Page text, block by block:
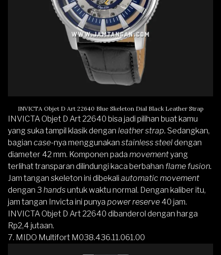
INVICTA Objet D Art 22640 Blue Skeleton Dial Black Leather Strap
INVICTA Objet D Art 22640 bisa jadi pilihan buat kamu
yang suka tampil klasik dengan leather strap. Sedangkan,
bagian case-nya menggunakan stainless steeldengan
diameter 42 mm. Komponen pada movementyang
terlihat transparan dilindungi kaca berbahan flame fusion.
Jam tangan skeleton ini dibekali automatic movement
dengan 3 handsuntuk waktu normal. Dengan kaliber itu,
jam tangan Invicta ini punya power reserve 40 jam.
INVICTA Objet D Art 22640 dibanderol dengan harga
Rp2,4 jutaan.
7. MIDO Multifort M038.436.11.061.00